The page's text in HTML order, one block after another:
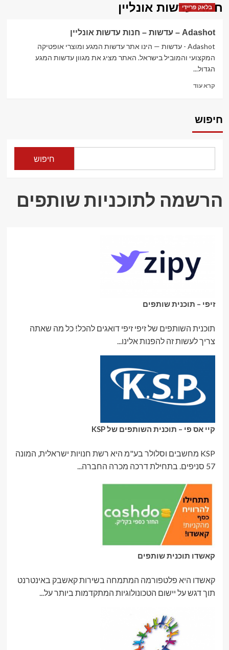
חנות עדשות אונליין
בלאק פריידי
Adashot – עדשות – חנות עדשות אונליין
Adashot - עדשות — הינו אתר עדשות המגע ומוצרי אופטיקה
המקצועי והמוביל בישראל. האתר מציג את מגוון עדשות המגע
הגדול...
קרא עודRead
עדשות
אונליין
חיפוש
חיפוש
הרשמה לתוכניות שותפים
זיפי – תוכנית שותפים
תוכנית השותפים של זיפי זיפי דואגים להכל! כל מה שאתה
צריך לעשות זה להפנות אלינו...
קיי אס פי – תוכנית השותפים של KSP
KSP מחשבים וסלולר בע"מ היא רשת חנויות ישראלית, המונה
57 סניפים. בתחילת דרכה מכרה החברה...
קאשדו תוכנית שותפים
קאשדו היא פלטפורמה המתמחה בשירות קאשבק באינטרנט
תוך דגש על יישום הטכונולוגיות המתקדמות ביותר על...